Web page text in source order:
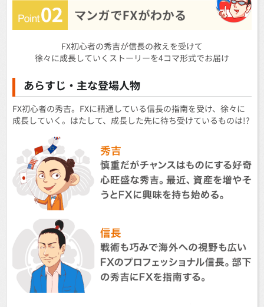
FX初心者の秀吉が信長の教えを受けて
徐々に成長していくストーリーを4コマ形式でお届け
あらすじ・主な登場人物
FX初心者の秀吉。FXに精通している信長の指南を受け、徐々に
成長していく。 はたして、成長した先に待ち受けているものは!?